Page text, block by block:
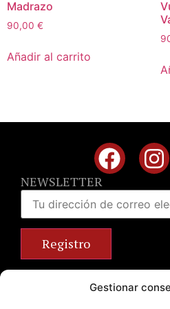
Gestionar
Madrazo
90,00 €
Añadir al carrito
NEWSLETTER
+34 963 672 314